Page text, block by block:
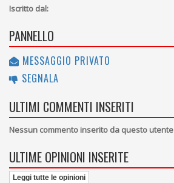
Iscritto dal:
PANNELLO
MESSAGGIO PRIVATO
SEGNALA
ULTIMI COMMENTI INSERITI
Nessun commento inserito da questo utente
ULTIME OPINIONI INSERITE
Leggi tutte le opinioni